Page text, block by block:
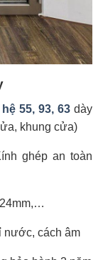
hệ 55, 93, 63dày
khung cửa)
ghép an toàn
nước, cách âm